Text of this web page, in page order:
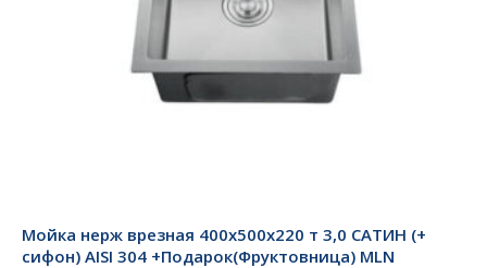
Мойка нерж врезная 400х500х220 т 3,0 САТИН (+
сифон) AISI 304 +Подарок(Фруктовница) MLN